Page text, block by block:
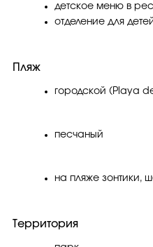
детское меню в
отделение для
Пляж
городской (Playa
песчаный
на пляже зонтики,
Территория